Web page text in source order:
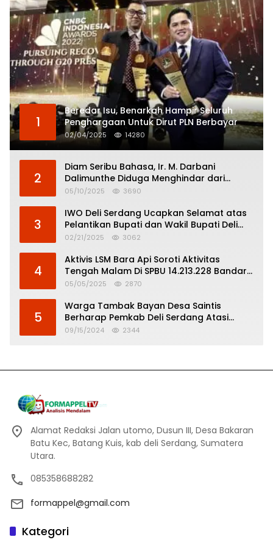
1
Beredar Isu, Benarkah Hampir Seluruh
Penghargaan Untuk Dirut PLN Berbayar
02/04/2025 14280
2
Diam Seribu Bahasa, Ir. M. Darbani
Dalimunthe Diduga Menghindar dari
Pertanggungjawaban Politik
05/10/2025 3690
3
IWO Deli Serdang Ucapkan Selamat atas
Pelantikan Bupati dan Wakil Bupati Deli
Serdang
02/21/2025 3062
4
Aktivis LSM Bara Api Soroti Aktivitas
Tengah Malam Di SPBU 14.213.228 Bandar
Tinggi
05/05/2025 2870
5
Warga Tambak Bayan Desa Saintis
Berharap Pemkab Deli Serdang Atasi
Banjir
09/15/2024 2344
Alamat Redaksi Jalan utomo, Dusun III, Desa Bakaran
Batu Kec, Batang Kuis, kab deli Serdang, Sumatera
Utara.
085358688282
formappel@gmail.com
Kategori